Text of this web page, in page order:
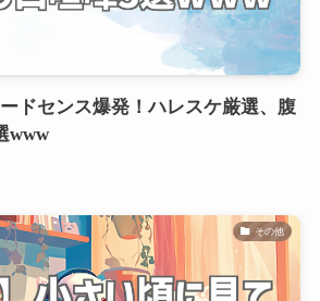
ードセンス爆発！ハレスケ厳選、腹
www
その他